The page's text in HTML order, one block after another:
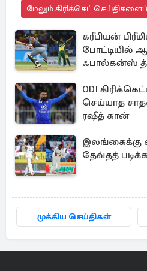
மேலும் கிரிக்கெட்
கரீபியன்
போட்டியில்
ஃபால்கன்ஸ்
ODI
செய்யாத
ரஷீத் கான்
இலங்கைக்கு
தேவ்தத்
முக்கிய செய்திகள்